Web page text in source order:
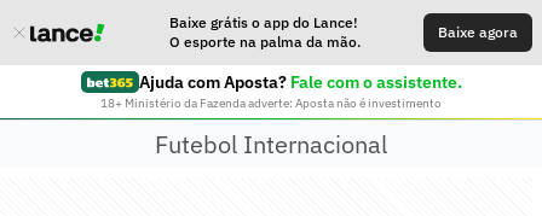
Baixe grátis o app do Lance!
O esporte na palma da mão.
Baixe agora
Ajuda com Aposta? Fale com o assistente.
18+ Ministério da Fazenda adverte: Aposta não é investimento
Futebol Internacional